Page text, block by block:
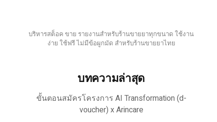
บริหารสต็อค ขาย รายงานสำหรับร้านขายยาทุกขนาด ใช้งาน
ง่าย ใช้ฟรี ไม่มีข้อผูกมัด สำหรับร้านขายยาไทย
บทความล่าสุด
ขั้นตอนสมัครโครงการ AI Transformation (d-
voucher) x Arincare